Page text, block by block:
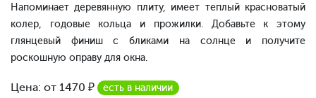
Напоминает деревянную плиту, имеет теплый красноватый
колер, годовые кольца и прожилки. Добавьте к этому
глянцевый финиш с бликами на солнце и получите
роскошную оправу для окна.
Цена: от 1470 ₽ есть в наличии